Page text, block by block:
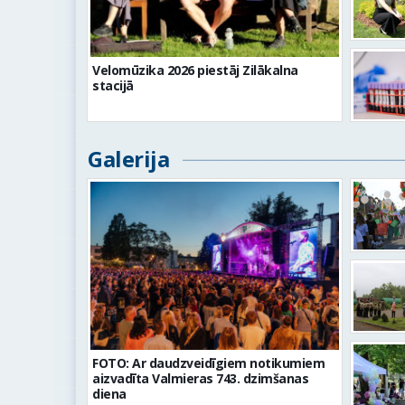
Velomūzika 2026 piestāj Zilākalna
stacijā
Galerija
FOTO: Ar daudzveidīgiem notikumiem
aizvadīta Valmieras 743. dzimšanas
diena